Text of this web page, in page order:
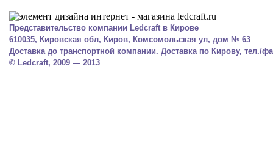
Представительство компании Ledcraft в Кирове
610035, Кировская обл, Киров, Комсомольская ул, дом № 63
Доставка до транспортной компании. Доставка по Кирову, тел./
© Ledcraft, 2009 — 2013